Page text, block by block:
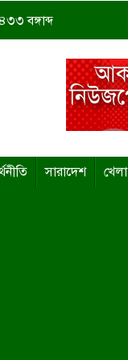
বঙ্গাব্দ
সারাদেশ খেলা